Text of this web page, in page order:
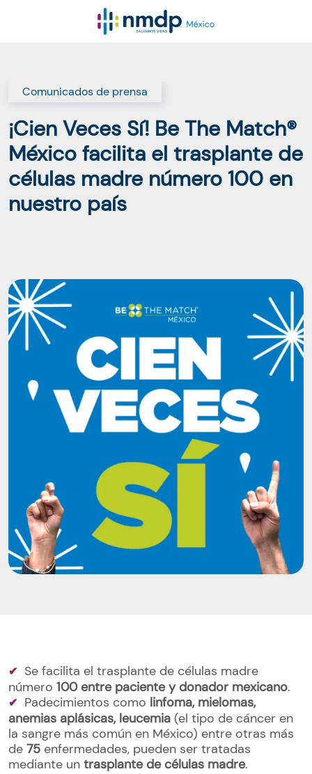
Comunicados de prensa
¡Cien Veces Sí! Be The Match®
México facilita el trasplante de
células madre número 100 en
nuestro país
Se facilita el trasplante de células madre
número 100 entre paciente y donador mexicano.
Padecimientos como linfoma, mielomas,
anemias aplásicas, leucemia (el tipo de cáncer en
la sangre más común en México) entre otras más
de 75 enfermedades, pueden ser tratadas
mediante un trasplante de células madre.